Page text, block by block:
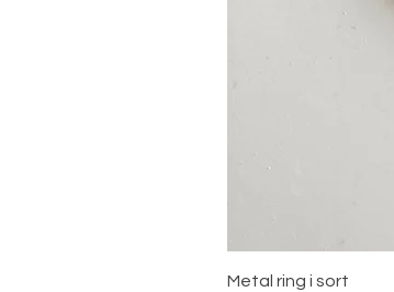
Metal ring i sort